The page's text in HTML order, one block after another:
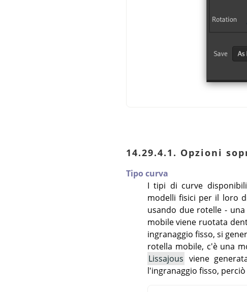
14.29.4.1. Opzioni
Tipo curva
I tipi di curve
modelli fisici per il loro
usando due rotelle -
mobile viene ruotata
ingranaggio fisso, si
rotella mobile, c'è una
Lissajous viene
l'ingranaggio fisso,